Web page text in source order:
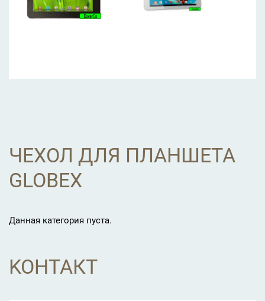
ЧЕХОЛ ДЛЯ ПЛАНШЕТА
GLOBEX
Данная категория пуста.
KOНТАКТ